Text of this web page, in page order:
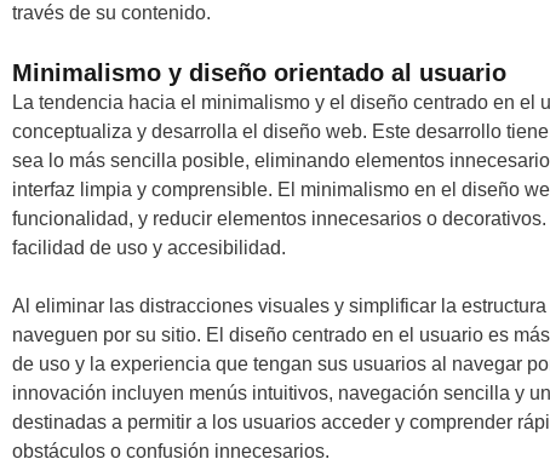
través de su contenido.
Minimalismo y diseño orientado al usuario
La tendencia hacia el minimalismo y el diseño centrado en el
conceptualiza y desarrolla el diseño web. Este desarrollo
sea lo más sencilla posible, eliminando elementos
interfaz limpia y comprensible. El minimalismo en el diseño
funcionalidad, y reducir elementos innecesarios o
facilidad de uso y accesibilidad.
Al eliminar las distracciones visuales y simplificar la
naveguen por su sitio. El diseño centrado en el usuario es
de uso y la experiencia que tengan sus usuarios al navegar
innovación incluyen menús intuitivos, navegación sencilla y
destinadas a permitir a los usuarios acceder y comprender
obstáculos o confusión innecesarios.